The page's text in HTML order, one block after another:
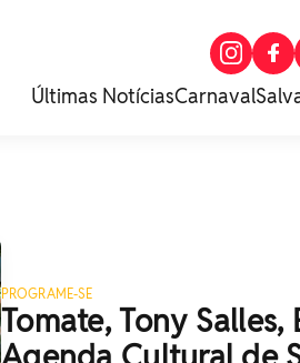
Últimas NotíciasCarnaval
PROGRAME-SE
Tomate, Tony